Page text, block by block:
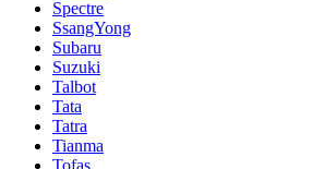
Spectre
SsangYong
Subaru
Suzuki
Talbot
Tata
Tatra
Tianma